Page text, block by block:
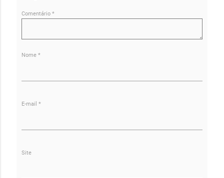
Comentário*
Nome*
E-mail*
Site